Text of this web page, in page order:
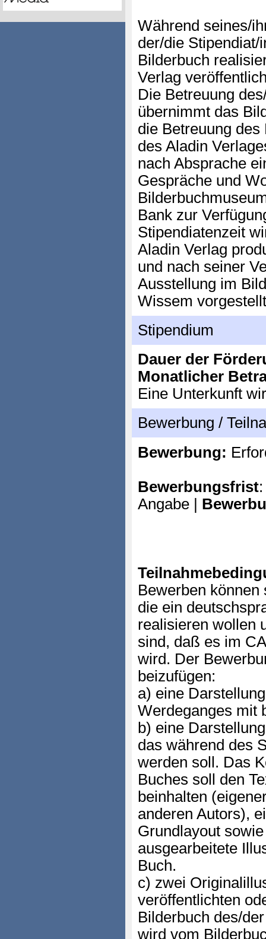
Während seines/
der/die Stipendiat/
Bilderbuch
Verlag
Die Betreuung
übernimmt das
die Betreuung
des Aladin
nach Absprache
Gespräche und
Bank zur
Stipendiatenzeit
Aladin Verlag
und nach seiner
Ausstellung im
Wissem
Stipendium
Dauer der
Monatlicher
Eine Unterkunft
Bewerbung /
Bewerbung:
Bewerbungsfrist
Angabe |
Bewerben
die ein
realisieren wollen
sind, daß es im
wird. Der
beizufügen:
a) eine
Werdeganges mit
b) eine
das während des
werden soll. Das
Buches soll den
beinhalten
anderen Autors),
Grundlayout
ausgearbeitete
Buch.
c) zwei
veröffentlichten
Bilderbuch des/
wird vom